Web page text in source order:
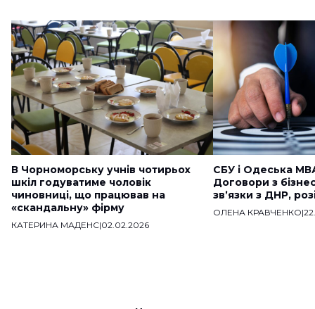
В Чорноморську учнів чотирьох
шкіл годуватиме чоловік
чиновниці, що працював на
«скандальну» фірму
КАТЕРИНА МАДЕНС|02.02.2026
СБУ і Одеська
Договори з
звʼязки з ДНР,
ОЛЕНА КРАВЧЕНКО|